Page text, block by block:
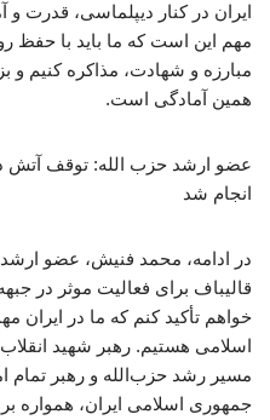
ایران در کنار دیپلماسی، قدرت و
مهم این است که ما باید با حفظ
مبارزه و شهادت، مذاکره کنیم و
همین آمادگی است.
عضو ارشد حزب الله: توقف آتش
انجام شد
در ادامه، محمد فنیش، عضو ارشد
قالیباف برای فعالیت موثر در
خواهم تأکید کنم که ما در ایران
اسلامی هستیم. رهبر شهید
مسیر رشد حزب‌الله و رهبر تمام
جمهوری اسلامی ایران، همواره